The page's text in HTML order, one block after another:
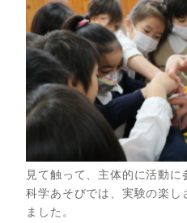
見て触って、主体的に活動に
科学あそびでは、実験の楽し
ました。